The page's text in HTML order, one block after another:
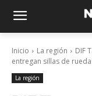
Inicio La región
DIF
entregan sillas de
La región